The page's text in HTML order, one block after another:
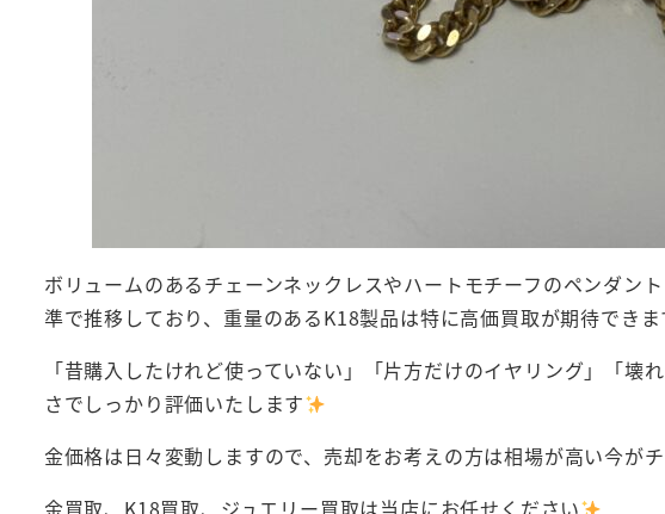
ボリュームのあるチェーンネックレスやハートモチーフのペンダン
準で推移しており、重量のあるK18製品は特に高価買取が期待できま
「昔購入したけれど使っていない」「片方だけのイヤリング」「壊
さでしっかり評価いたします
金価格は日々変動しますので、売却をお考えの方は相場が高い今が